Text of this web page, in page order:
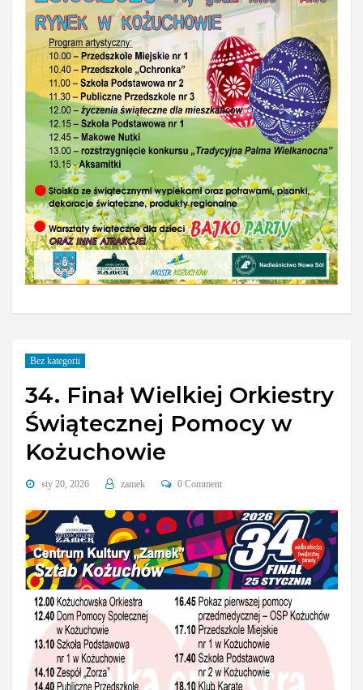
Bez kategorii
34. Finał Wielkiej Orkiestry
Świątecznej Pomocy w
Kożuchowie
sty 20, 2026 zamek 0 Comment